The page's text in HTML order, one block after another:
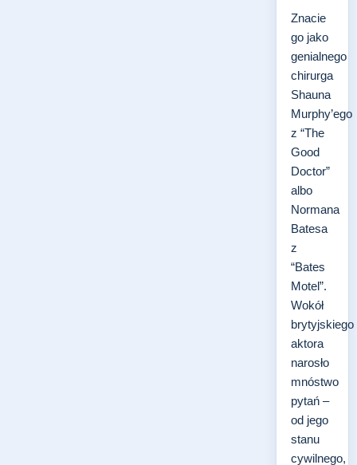
Znacie
go jako
genialnego
chirurga
Shauna
Murphy’ego
z “The
Good
Doctor”
albo
Normana
Batesa
z
“Bates
Motel”.
Wokół
brytyjskiego
aktora
narosło
mnóstwo
pytań –
od jego
stanu
cywilnego,